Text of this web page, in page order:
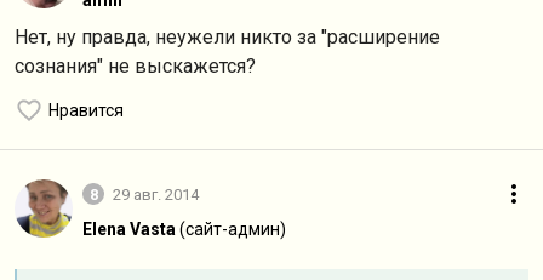
Нет, ну правда, неужели никто за "расширение
сознания" не выскажется?
Нравится
8 29 авг. 2014
Elena Vasta (сайт-админ)